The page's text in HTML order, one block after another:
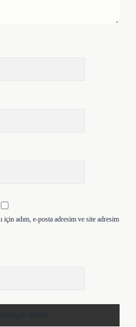
için adım, e-posta adresim ve site adresim